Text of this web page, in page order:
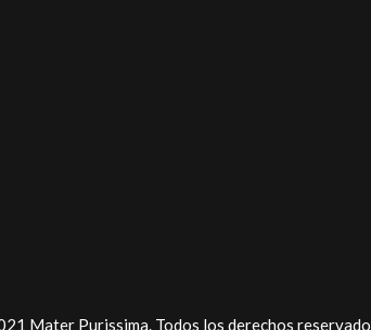
Mater Purissima. Todos los derechos